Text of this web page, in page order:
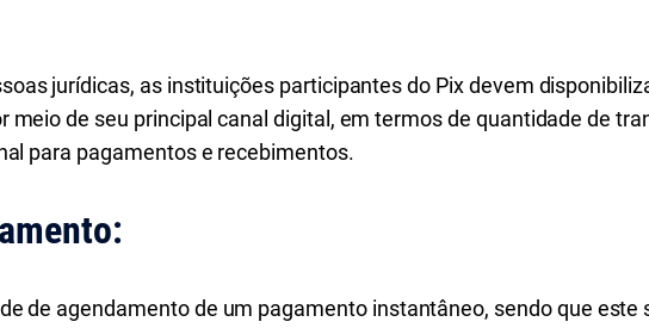
jurídicas, as instituições participantes do Pix devem
meio de seu principal canal digital, em termos de quantidade de
para pagamentos e recebimentos.
de agendamento de um pagamento instantâneo, sendo que este